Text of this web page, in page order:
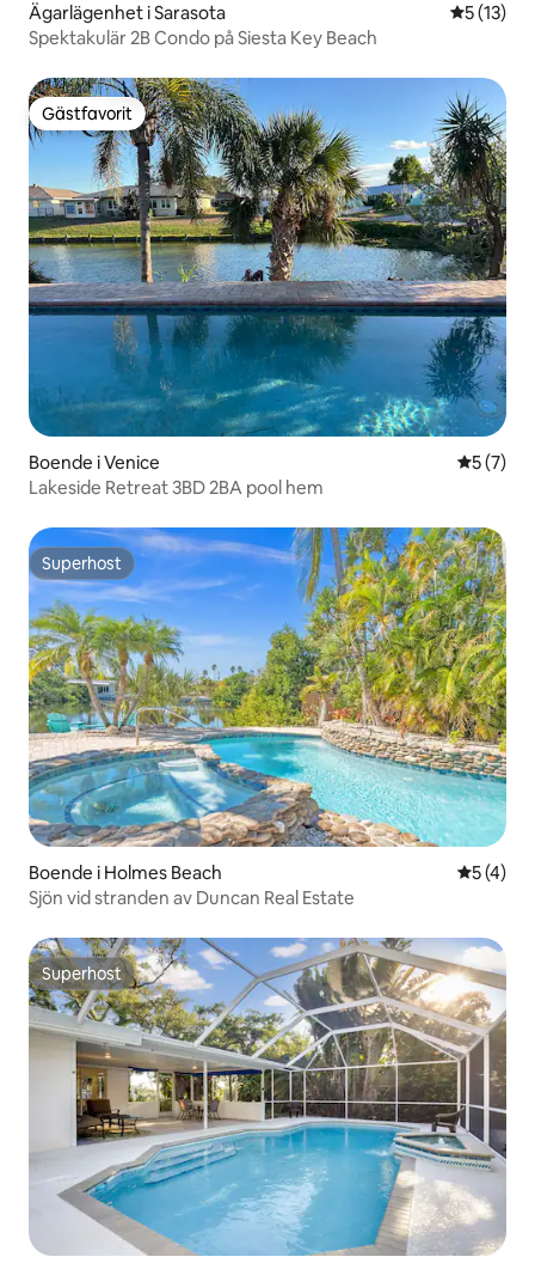
Ägarlägenhet i Sarasota 5 av 5 i
5 (13)
Spektakulär 2B Condo på Siesta Key Beach
Gästfavorit
Gästfavorit
Boende i Venice 5 av 5 i
5 (7)
Lakeside Retreat 3BD 2BA pool hem
Superhost
Superhost
Boende i Holmes Beach 5 av 5 i
5 (4)
Sjön vid stranden av Duncan Real Estate
Superhost
Superhost